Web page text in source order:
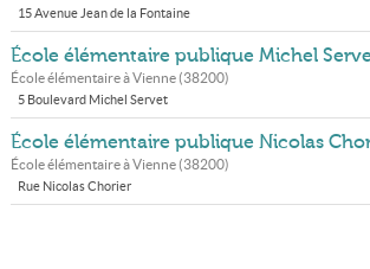
15 Avenue Jean de la Fontaine
École élémentaire publique Michel
École élémentaire àVienne(38200)
5 Boulevard Michel Servet
École élémentaire publique Nicolas
École élémentaire àVienne(38200)
Rue Nicolas Chorier